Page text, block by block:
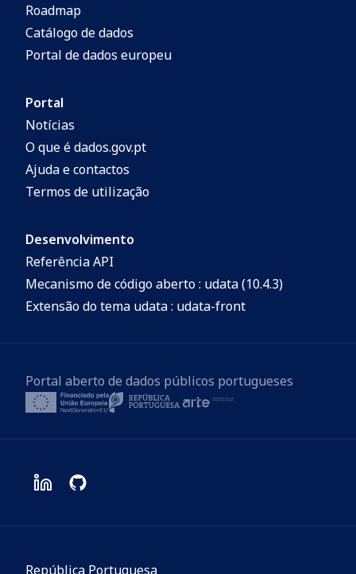
Roadmap
Catálogo de dados
Portal de dados europeu
Portal
Notícias
O que é dados.gov.pt
Ajuda e contactos
Termos de utilização
Desenvolvimento
Referência API
Mecanismo de código aberto : udata (10.4.3)
Extensão do tema udata : udata-front
Portal aberto de dados públicos portugueses
República Portuguesa